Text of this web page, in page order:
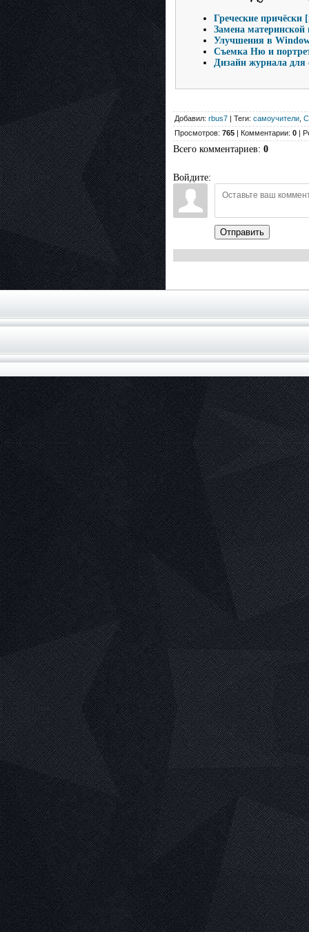
Греческие причёски
Замена
Улучшения в
Съемка Ню и
Дизайн журнала для
Добавил: rbus7 | Теги: самоучители
Просмотров: 765 | Комментарии: 0 |
Всего комментариев: 0
Войдите:
Отправить